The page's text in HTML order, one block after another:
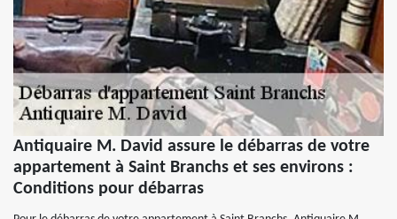
Antiquaire M. David assure le débarras de votre
appartement à Saint Branchs et ses environs :
Conditions pour débarras